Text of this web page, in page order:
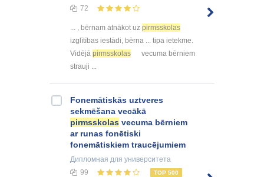
72
... , bērnam atnākot uz pirmsskolas
izglītības iestādi, bērna ... tipa ietekme.
Vidējā pirmsskolas
vecuma bērniem
strauji ...
Fonemātiskās uztveres
sekmēšana vecākā
pirmsskolas vecuma bērniem
ar runas fonētiski
fonemātiskiem traucējumiem
Дипломная для университета
99
TOP 500